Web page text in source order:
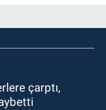
çarptı,